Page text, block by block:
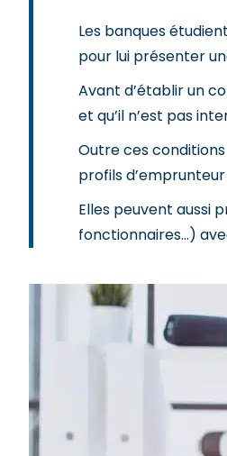
Les banques
pour lui présenter
Avant d’établir un
et qu’il n’est pas
Outre ces
profils
Elles peuvent aussi
fonctionnaires…)